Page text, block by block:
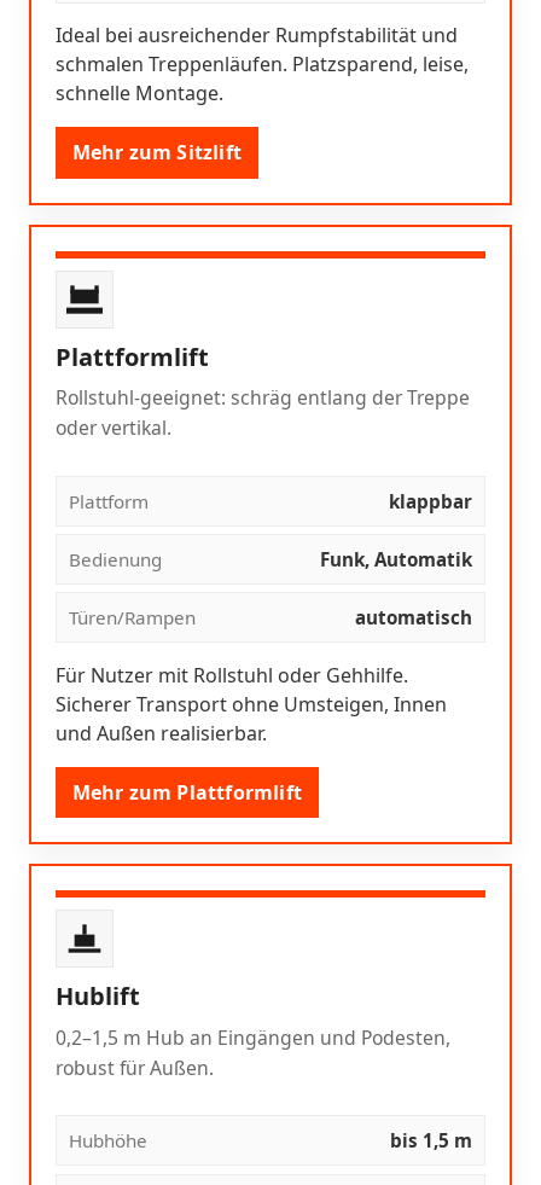
Ideal bei ausreichender Rumpfstabilität und
schmalen Treppenläufen. Platzsparend, leise,
schnelle Montage.
Mehr zum Sitzlift
Plattformlift
Rollstuhl-geeignet: schräg entlang der Treppe
oder vertikal.
Plattform klappbar
Bedienung Funk, Automatik
Türen/Rampen automatisch
Für Nutzer mit Rollstuhl oder Gehhilfe.
Sicherer Transport ohne Umsteigen, Innen
und Außen realisierbar.
Mehr zum Plattformlift
Hublift
0,2–1,5 m Hub an Eingängen und Podesten,
robust für Außen.
Hubhöhe bis 1,5 m